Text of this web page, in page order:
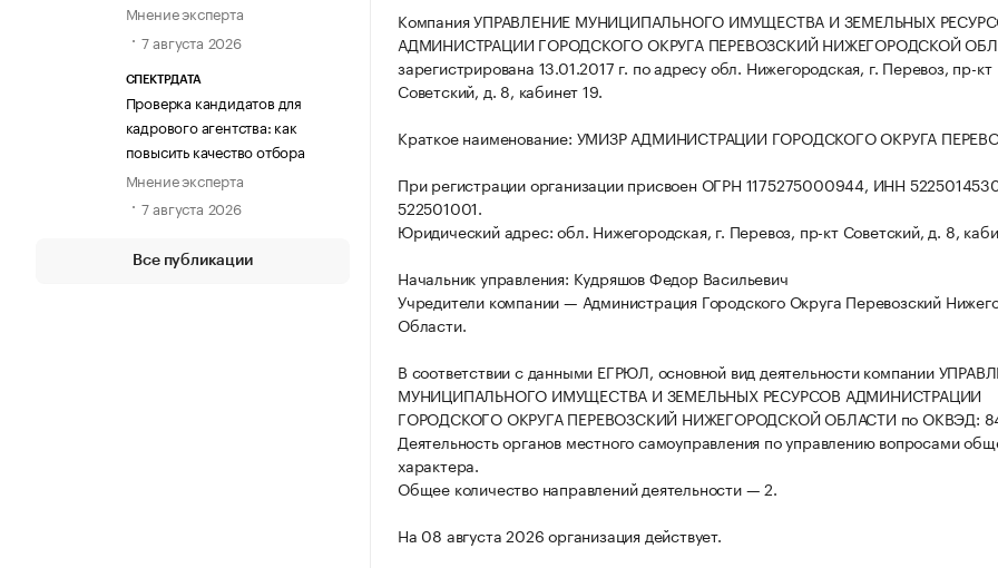
Мнение эксперта
7 августа 2026
СПЕКТРДАТА
Проверка кандидатов для
кадрового агентства: как
повысить качество отбора
Мнение эксперта
7 августа 2026
Все публикации
Компания УПРАВЛЕНИЕ МУНИЦИПАЛЬНОГО ИМУЩЕСТВА И ЗЕМЕЛЬНЫХ
АДМИНИСТРАЦИИ ГОРОДСКОГО ОКРУГА ПЕРЕВОЗСКИЙ НИЖЕГОРОДСКОЙ
зарегистрирована 13.01.2017 г. по адресу обл. Нижегородская, г. Перевоз, пр-кт
Советский, д. 8, кабинет 19.
Краткое наименование: УМИЗР АДМИНИСТРАЦИИ ГОРОДСКОГО ОКРУГА
При регистрации организации присвоен ОГРН 1175275000944, ИНН
522501001.
Юридический адрес: обл. Нижегородская, г. Перевоз, пр-кт Советский, д. 8,
Начальник управления: Кудряшов Федор Васильевич
Учредители компании — Администрация Городского Округа Перевозский
Области.
В соответствии с данными ЕГРЮЛ, основной вид деятельности компании
МУНИЦИПАЛЬНОГО ИМУЩЕСТВА И ЗЕМЕЛЬНЫХ РЕСУРСОВ АДМИНИСТРАЦИИ
ГОРОДСКОГО ОКРУГА ПЕРЕВОЗСКИЙ НИЖЕГОРОДСКОЙ ОБЛАСТИ по ОКВЭД:
Деятельность органов местного самоуправления по управлению вопросами
характера.
Общее количество направлений деятельности — 2.
На 08 августа 2026 организация действует.